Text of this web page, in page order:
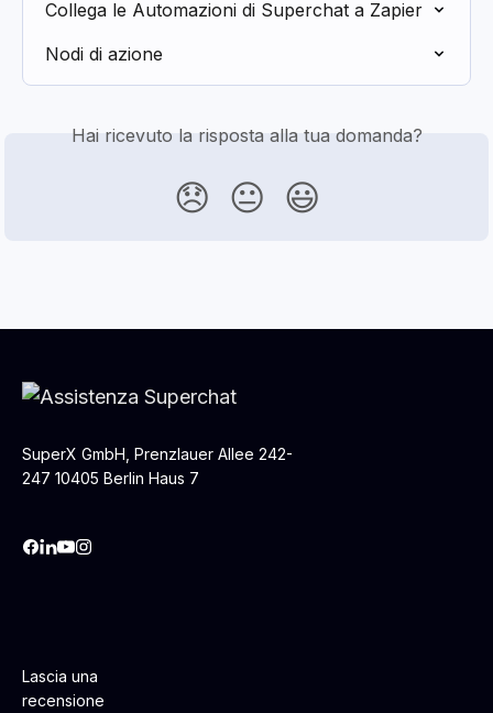
Collega le Automazioni di Superchat a Zapier
Nodi di azione
Hai ricevuto la risposta alla tua domanda?
😞 😐 😃
SuperX GmbH, Prenzlauer Allee 242-
247 10405 Berlin Haus 7
Lascia una
recensione